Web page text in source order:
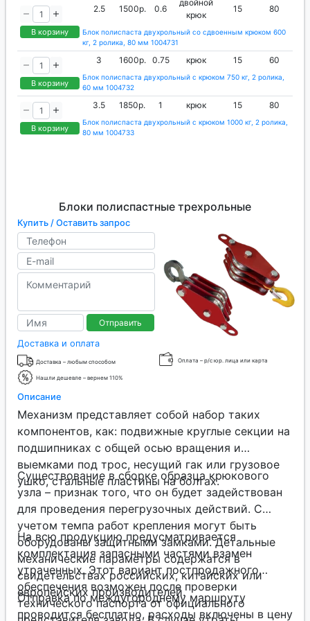
В корзину
2.5 1500р. 0.6
двойной
крюк
15 80
Блок полиспаста двухрольный со сдвоенным крюком 600
кг, 2 ролика, 80 мм 1004731
В корзину
3 1600р. 0.75 крюк 15 60
Блок полиспаста двухрольный с крюком 750 кг, 2 ролика,
60 мм 1004732
В корзину
3.5 1850р. 1 крюк 15 80
Блок полиспаста двухрольный с крюком 1000 кг, 2 ролика,
80 мм 1004733
Блоки полиспастные трехрольные
Купить / Оставить запрос
Отправить
Доставка и оплата
Доставка – любым способом Оплата – р/с юр. лица или карта
Нашли дешевле – вернем 110%
Описание
Механизм представляет собой набор таких
компонентов, как: подвижные круглые секции на
подшипниках с общей осью вращения и
выемками под трос, несущий гак или грузовое
ушко, стальные пластины на болтах.
Существование в сборке образца крюкового
узла – признак того, что он будет задействован
для проведения перегрузочных действий. С
учетом темпа работ крепления могут быть
оборудованы защитными замками. Детальные
механические параметры содержатся в
свидетельствах российских, китайских или
европейских производителей.
На всю продукцию предусматривается
комплектация запасными частями взамен
утраченных. Этот вариант постпродажного
обеспечения возможен после проверки
технического паспорта от официального
Отправка по междугороднему маршруту
проводится бесплатно, расходы включены в цену